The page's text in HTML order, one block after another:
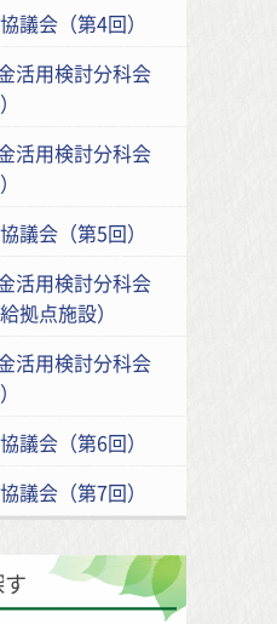
議会（第4回）
活用検討分科会
活用検討分科会
議会（第5回）
活用検討分科会
拠点施設）
活用検討分科会
議会（第6回）
議会（第7回）